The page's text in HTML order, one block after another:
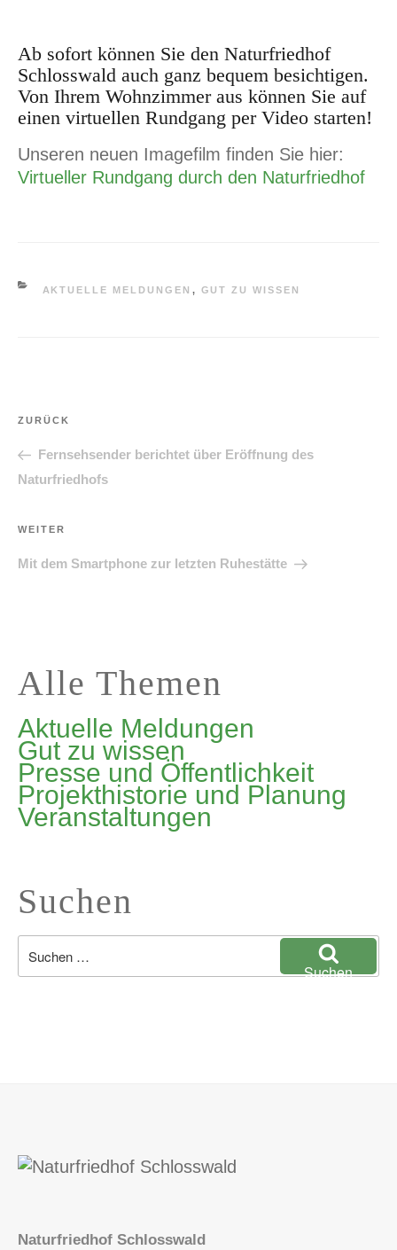
Ab sofort können Sie den Naturfriedhof
Schlosswald auch ganz bequem besichtigen.
Von Ihrem Wohnzimmer aus können Sie auf
einen virtuellen Rundgang per Video starten!
Unseren neuen Imagefilm finden Sie hier:
Virtueller Rundgang durch den Naturfriedhof
KATEGORIEN
AKTUELLE MELDUNGEN , GUT ZU WISSEN
Beitragsnavigation
Vorheriger
ZURÜCK
Fernsehsender berichtet über Eröffnung des
Naturfriedhofs
Nächster
WEITER
Mit dem Smartphone zur letzten Ruhestätte
Alle Themen
Aktuelle Meldungen
Gut zu wissen
Presse und Öffentlichkeit
Projekthistorie und Planung
Veranstaltungen
Suchen
Suchen
Naturfriedhof Schlosswald